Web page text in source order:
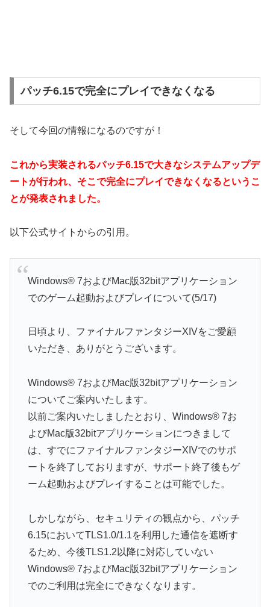
パッチ6.15で完全にプレイできなくなる
そして今回の情報になるのですが！
これから実装されるパッチ6.15で大きなシステムアップデ
ートが行われ、そこで完全にプレイできなくなるというこ
とが発表されました。
以下公式サイトからの引用。
Windows® 7およびMac版32bitアプリケーション
でのゲーム起動およびプレイについて(5/17)
日頃より、ファイナルファンタジーXIVをご愛顧
いただき、ありがとうございます。
Windows® 7およびMac版32bitアプリケーション
についてご案内いたします。
以前ご案内いたしましたとおり、Windows® 7お
よびMac版32bitアプリケーションにつきまして
は、すでにファイナルファンタジーXIVでのサポ
ートを終了しておりますが、サポート終了後もゲ
ーム起動およびプレイすることは可能でした。
しかしながら、セキュリティの観点から、パッチ
6.15においてTLS1.0/1.1を利用した通信を遮断す
るため、今後TLS1.2以降に対応していない
Windows® 7およびMac版32bitアプリケーション
でのご利用は完全にできなくなります。